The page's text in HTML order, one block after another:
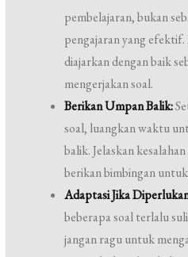
pembelajaran, bukan
pengajaran yang
diajarkan dengan baik
mengerjakan soal.
Berikan Umpan Balik:
soal, luangkan waktu
balik. Jelaskan
berikan bimbingan
Adaptasi Jika
beberapa soal terlalu
jangan ragu untuk